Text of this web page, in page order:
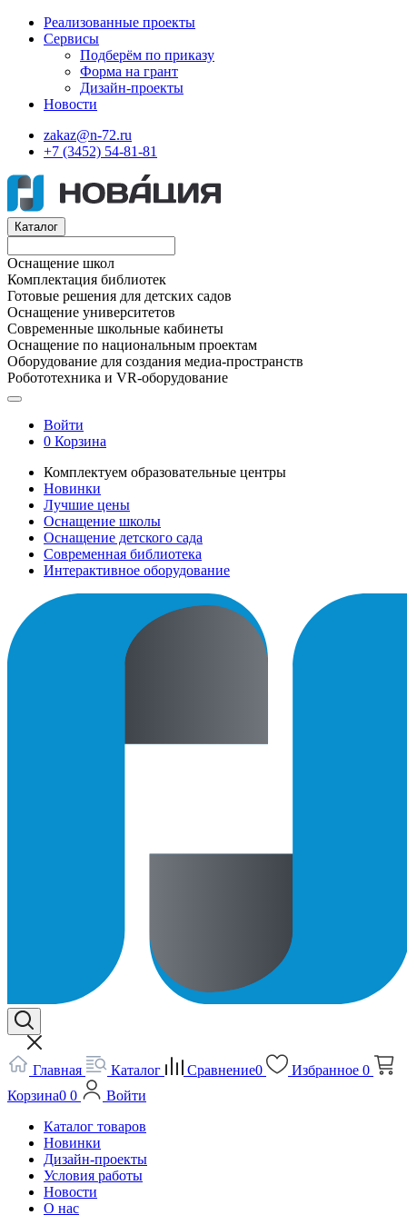
Реализованные проекты
Сервисы
Подберём по приказу
Форма на грант
Дизайн-проекты
Новости
zakaz@n-72.ru
+7 (3452) 54-81-81
Каталог
Оснащение школ
Комплектация библиотек
Готовые решения для детских садов
Оснащение университетов
Современные школьные кабинеты
Оснащение по национальным проектам
Оборудование для создания медиа-пространств
Робототехника и VR-оборудование
Войти
0 Корзина
Комплектуем образовательные центры
Новинки
Лучшие цены
Оснащение школы
Оснащение детского сада
Современная библиотека
Интерактивное оборудование
Главная Каталог Сравнение0 Избранное 0
Корзина0 0
Войти
Каталог товаров
Новинки
Дизайн-проекты
Условия работы
Новости
О нас